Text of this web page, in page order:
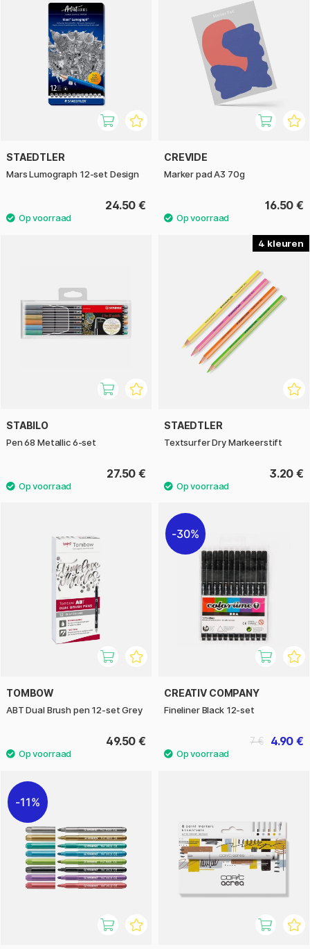
STAEDTLER
Mars Lumograph 12-set Design
24.50 €
CREVIDE
Marker pad A3 70g
16.50 €
STABILO
Pen 68 Metallic 6-set
27.50 €
4
STAEDTLER
Textsurfer Dry Markeerstift
3.20 €
TOMBOW
ABT Dual Brush pen 12-set Grey
49.50 €
30%
CREATIV COMPANY
Fineliner Black 12-set
4.90 €
7 €
11%